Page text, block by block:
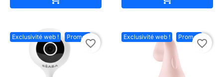
Exclusivité web ! Promo !
favorite_border
Exclusivité web ! Promo !
favorite_border